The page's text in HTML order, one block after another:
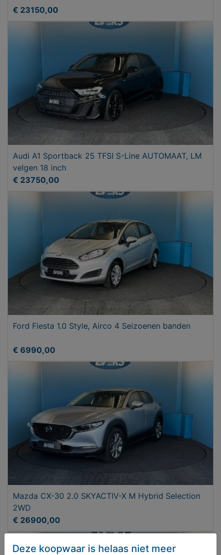
€ 23150,00
Audi A1 Sportback 25 TFSI S-Line AUTOMAAT, LM
velgen 18 inch
€ 23750,00
Ford Fiesta 1.0 Style, Airco 4 Seizoenen banden
€ 6990,00
Mazda CX-30 2.0 SKYACTIV-X M Hybrid Selection
2WD
€ 26900,00
Deze koopwaar is helaas niet meer